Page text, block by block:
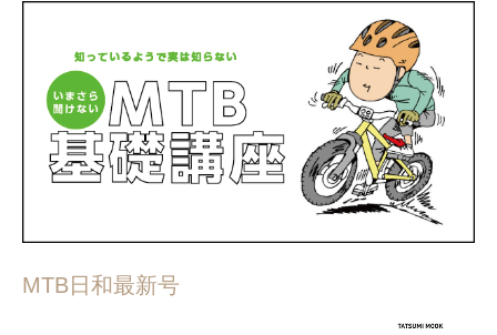
MTB日和最新号